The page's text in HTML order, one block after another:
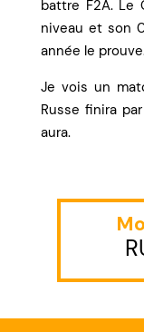
battre F2A. Le
niveau et son
année le
Je vois un
Russe finira
aura.